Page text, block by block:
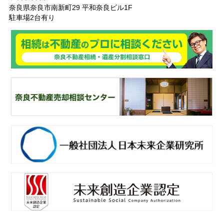
奈良県奈良市南新町29 平和奈良ビル1F
駐車場2台有り
良不動産相続・遺産分割相談窓口
般社団法人日本未来企業研究所